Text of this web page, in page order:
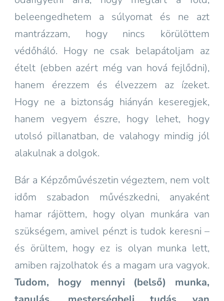
beleengedhetem a súlyomat és ne azt
mantrázzam, hogy nincs körülöttem
védőháló. Hogy ne csak belapátoljam az
ételt (ebben azért még van hová fejlődni),
hanem érezzem és élvezzem az ízeket.
Hogy ne a biztonság hiányán keseregjek,
hanem vegyem észre, hogy lehet, hogy
utolsó pillanatban, de valahogy mindig jól
alakulnak a dolgok.
Bár a Képzőművészetin végeztem, nem volt
időm szabadon művészkedni, anyaként
hamar rájöttem, hogy olyan munkára van
szükségem, amivel pénzt is tudok keresni –
és örültem, hogy ez is olyan munka lett,
amiben rajzolhatok és a magam ura vagyok.
Tudom, hogy mennyi (belső) munka,